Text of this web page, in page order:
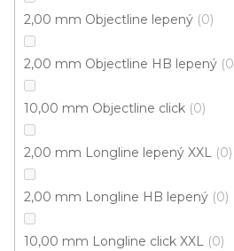
2,00 mm Objectline lepený 0
2,00 mm Objectline HB lepený 0
10,00 mm Objectline click 0
2,00 mm Longline lepený XXL 0
2,00 mm Longline HB lepený 0
10,00 mm Longline click XXL 0
579 Kč/ m2
Fix Standard D (lepená)
Cenový hit